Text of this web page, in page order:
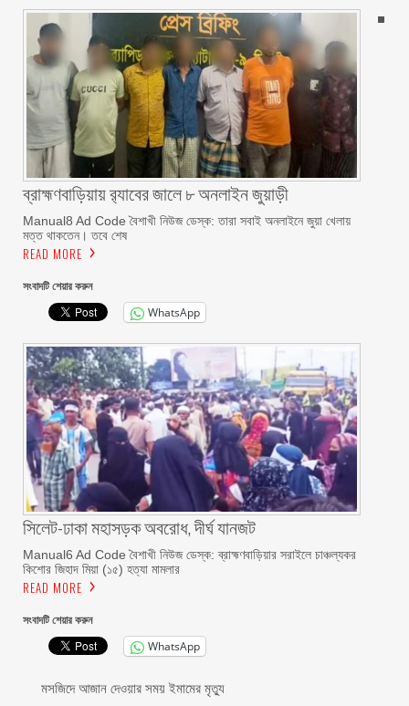
ব্রাহ্মণবাড়িয়ায় র‌্যাবের জালে ৮ অনলাইন জুয়াড়ী
Manual8 Ad Code বৈশাখী নিউজ ডেস্ক: তারা সবাই অনলাইনে জুয়া খেলায়
মত্ত থাকতেন। তবে শেষ
READ MORE
সংবাদটি শেয়ার করুন
WhatsApp
সিলেট-ঢাকা মহাসড়ক অবরোধ, দীর্ঘ যানজট
Manual6 Ad Code বৈশাখী নিউজ ডেস্ক: ব্রাহ্মণবাড়িয়ার সরাইলে চাঞ্চল্যকর
কিশোর জিহাদ মিয়া (১৫) হত্যা মামলার
READ MORE
সংবাদটি শেয়ার করুন
WhatsApp
মসজিদে আজান দেওয়ার সময় ইমামের মৃত্যু